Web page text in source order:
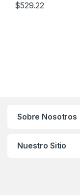
$529.22
Sobre Nosotros
Nuestro Sitio